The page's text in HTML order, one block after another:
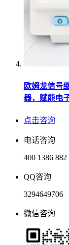
欧姆龙信号
器，赋能电
点击咨询
电话咨询
400 1386 882
QQ咨询
3294649706
微信咨询